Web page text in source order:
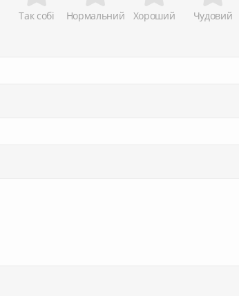
Так собі Нормальний Хороший Чудовий